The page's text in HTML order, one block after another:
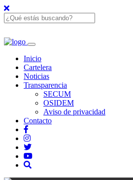
Inicio
Cartelera
Noticias
Transparencia
SECUM
OSIDEM
Aviso de privacidad
Contacto